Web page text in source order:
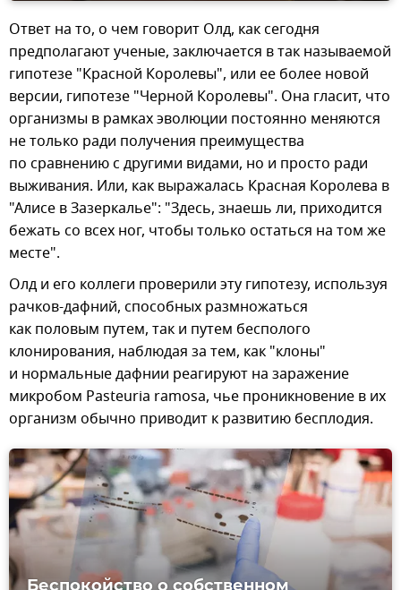
Ответ на то, о чем говорит Олд, как сегодня
предполагают ученые, заключается в так называемой
гипотезе "Красной Королевы", или ее более новой
версии, гипотезе "Черной Королевы". Она гласит, что
организмы в рамках эволюции постоянно меняются
не только ради получения преимущества
по сравнению с другими видами, но и просто ради
выживания. Или, как выражалась Красная Королева в
"Алисе в Зазеркалье": "Здесь, знаешь ли, приходится
бежать со всех ног, чтобы только остаться на том же
месте".
Олд и его коллеги проверили эту гипотезу, используя
рачков-дафний, способных размножаться
как половым путем, так и путем бесполого
клонирования, наблюдая за тем, как "клоны"
и нормальные дафнии реагируют на заражение
микробом Pasteuria ramosa, чье проникновение в их
организм обычно приводит к развитию бесплодия.
Беспокойство о собственном